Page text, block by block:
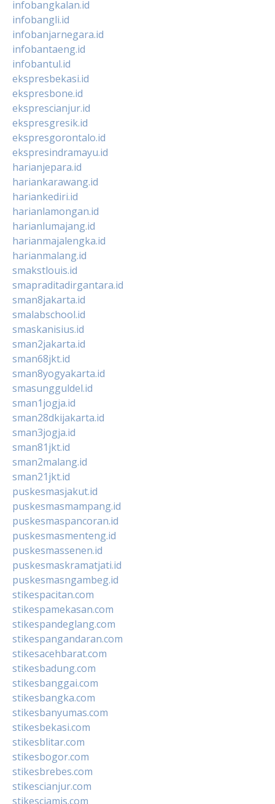
infobangkalan.id
infobangli.id
infobanjarnegara.id
infobantaeng.id
infobantul.id
ekspresbekasi.id
ekspresbone.id
eksprescianjur.id
ekspresgresik.id
ekspresgorontalo.id
ekspresindramayu.id
harianjepara.id
hariankarawang.id
hariankediri.id
harianlamongan.id
harianlumajang.id
harianmajalengka.id
harianmalang.id
smakstlouis.id
smapraditadirgantara.id
sman8jakarta.id
smalabschool.id
smaskanisius.id
sman2jakarta.id
sman68jkt.id
sman8yogyakarta.id
smasungguldel.id
sman1jogja.id
sman28dkijakarta.id
sman3jogja.id
sman81jkt.id
sman2malang.id
sman21jkt.id
puskesmasjakut.id
puskesmasmampang.id
puskesmaspancoran.id
puskesmasmenteng.id
puskesmassenen.id
puskesmaskramatjati.id
puskesmasngambeg.id
stikespacitan.com
stikespamekasan.com
stikespandeglang.com
stikespangandaran.com
stikesacehbarat.com
stikesbadung.com
stikesbanggai.com
stikesbangka.com
stikesbanyumas.com
stikesbekasi.com
stikesblitar.com
stikesbogor.com
stikesbrebes.com
stikescianjur.com
stikesciamis.com